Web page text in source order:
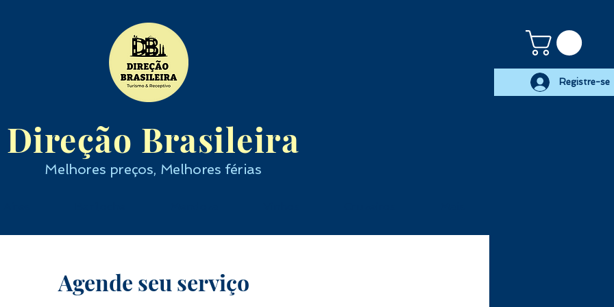
Registre-se
Direção Brasileira
Melhores preços, Melhores férias
Agende seu serviço